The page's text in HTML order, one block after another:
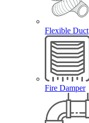
Flexible Duct
Fire Damper